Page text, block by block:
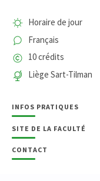
Horaire de jour
Français
10 crédits
Liège Sart-Tilman
INFOS PRATIQUES
SITE DE LA FACULTÉ
CONTACT